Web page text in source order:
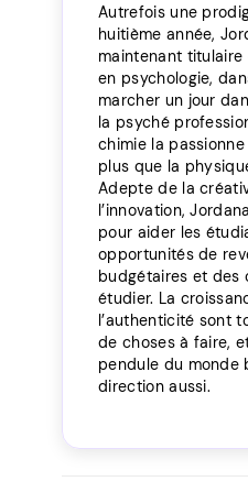
Autrefois une
huitième année,
maintenant titulaire
en psychologie,
marcher un jour
la psyché
chimie la
plus que la
Adepte de la
l’innovation,
pour aider les
opportunités de
budgétaires et des
étudier. La
l’authenticité sont
de choses à faire,
pendule du monde
direction aussi.